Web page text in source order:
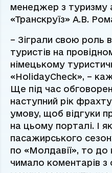
менеджер з туризму
«Транскруїз» А.В.
– Зіграли свою роль
туристів на
німецькому
«HolidayCheck», –
Ще під час
наступний рік
умову, щоб відгуки
на цьому порталі. І
пасажирського
по «Молдавії», то до
чимало коментарів з